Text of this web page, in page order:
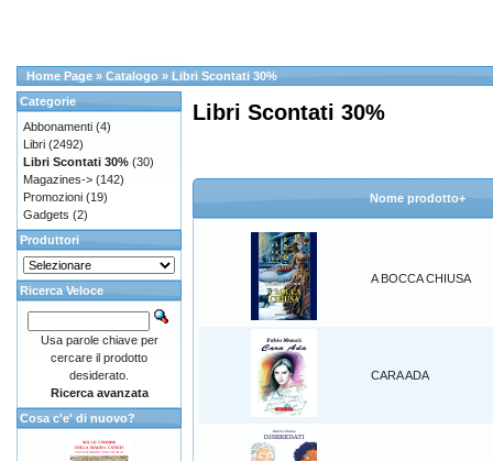
Home Page » Catalogo » Libri Scontati 30%
Libri Scontati 30%
Nome prodotto+
A BOCCA CHIUSA
CARA ADA
Categorie
Abbonamenti (4)
Libri (2492)
Libri Scontati 30% (30)
Magazines-> (142)
Promozioni (19)
Gadgets (2)
Produttori
Ricerca Veloce
Usa parole chiave per
cercare il prodotto
desiderato.
Ricerca avanzata
Cosa c'e' di nuovo?